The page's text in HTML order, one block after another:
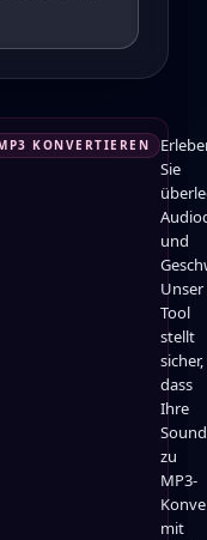
KONVERTIEREN
Sie
und
Unser
Tool
stellt
sicher,
dass
Ihre
zu
MP3-
mit